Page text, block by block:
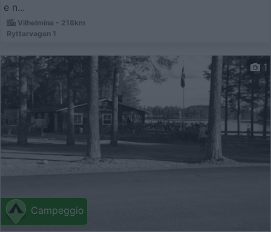
e n...
Vilhelmina - 218km
Ryttarvagen 1
Campeggio
1